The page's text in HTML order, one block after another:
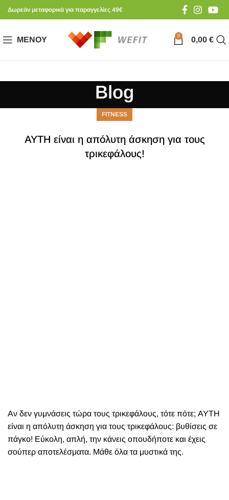
Δωρεάν μεταφορικά για παραγγελίες 49€
ΜΕΝΟΎ 0 0,00 €
Blog
FITNESS
ΑΥΤΗ είναι η απόλυτη άσκηση για τους
τρικεφάλους!
Αν δεν γυμνάσεις τώρα τους τρικεφάλους, τότε πότε; ΑΥΤΗ
είναι η απόλυτη άσκηση για τους τρικεφάλους: βυθίσεις σε
πάγκο! Εύκολη, απλή, την κάνεις οπουδήποτε και έχεις
σούπερ αποτελέσματα. Μάθε όλα τα μυστικά της.